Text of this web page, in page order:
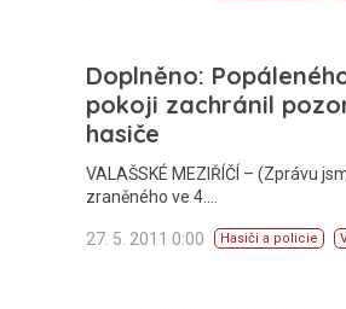
Doplněno:
pokoji zachránil
hasiče
VALAŠSKÉ MEZIŘÍČÍ – (Zprávu
zraněného ve 4.…
27. 5. 2011 0:00 Hasiči a policie